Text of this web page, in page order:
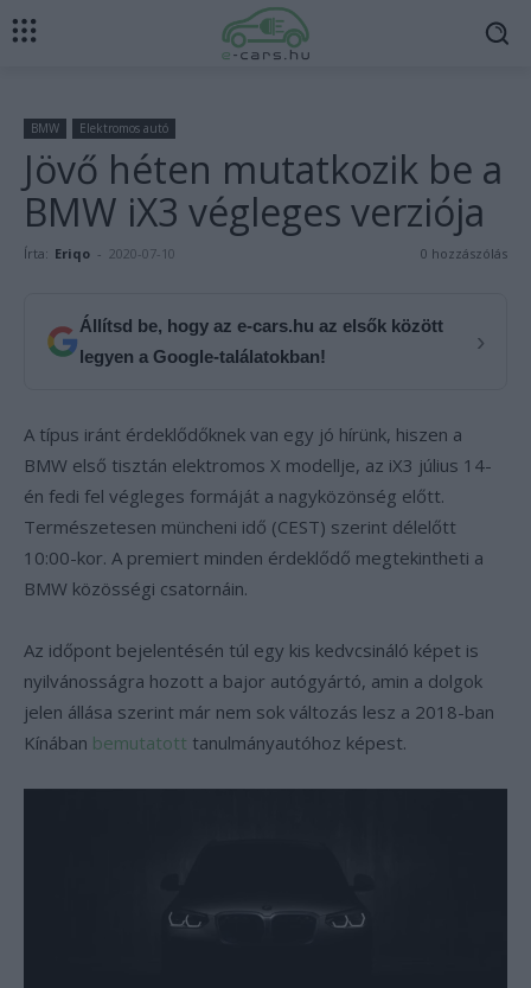
BMW Elektromos autó
Jövő héten mutatkozik be a
BMW iX3 végleges verziója
Írta: Eriqo - 2020-07-10 0 hozzászólás
Állítsd be, hogy az e-cars.hu az elsők között
legyen a Google-találatokban!
›
A típus iránt érdeklődőknek van egy jó hírünk, hiszen a
BMW első tisztán elektromos X modellje, az iX3 július 14-
én fedi fel végleges formáját a nagyközönség előtt.
Természetesen müncheni idő (CEST) szerint délelőtt
10:00-kor. A premiert minden érdeklődő megtekintheti a
BMW közösségi csatornáin.
Az időpont bejelentésén túl egy kis kedvcsináló képet is
nyilvánosságra hozott a bajor autógyártó, amin a dolgok
jelen állása szerint már nem sok változás lesz a 2018-ban
Kínában bemutatott tanulmányautóhoz képest.